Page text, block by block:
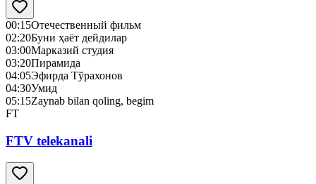
00:15Отечественный фильм
02:20Буни ҳаёт дейдилар
03:00Марказий студия
03:20Пирамида
04:05Эфирда Тўрахонов
04:30Умид
05:15Zaynab bilan qoling, begim
FT
FTV telekanali